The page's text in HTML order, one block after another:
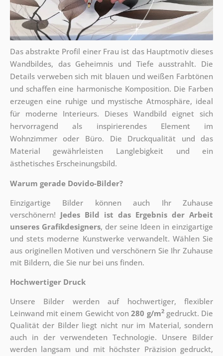
Das abstrakte Profil einer Frau ist das Hauptmotiv dieses
Wandbildes, das Geheimnis und Tiefe ausstrahlt. Die
Details verweben sich mit blauen und weißen Farbtönen
und schaffen eine harmonische Komposition. Die Farben
erzeugen eine ruhige und mystische Atmosphäre, ideal
für moderne Interieurs. Dieses Wandbild eignet sich
hervorragend als inspirierendes Element im
Wohnzimmer oder Büro. Die Druckqualität und das
Material gewährleisten Langlebigkeit und ein
ästhetisches Erscheinungsbild.
Warum gerade Dovido-Bilder?
Einzigartige Bilder können auch Ihr Zuhause
verschönern! Jedes Bild ist das Ergebnis der Arbeit
unseres Grafikdesigners, der seine Ideen in einzigartige
und stets moderne Kunstwerke verwandelt. Wählen Sie
aus originellen Motiven und verschönern Sie Ihr Zuhause
mit Bildern, die Sie nur bei uns finden.
Hochwertiger Druck
Unsere Bilder werden auf hochwertiger, flexibler
Leinwand mit einem Gewicht von280 g/m2gedruckt. Die
Qualität der Bilder liegt nicht nur im Material, sondern
auch in der verwendeten Technologie. Unsere Bilder
werden langsam und mit höchster Präzision gedruckt,